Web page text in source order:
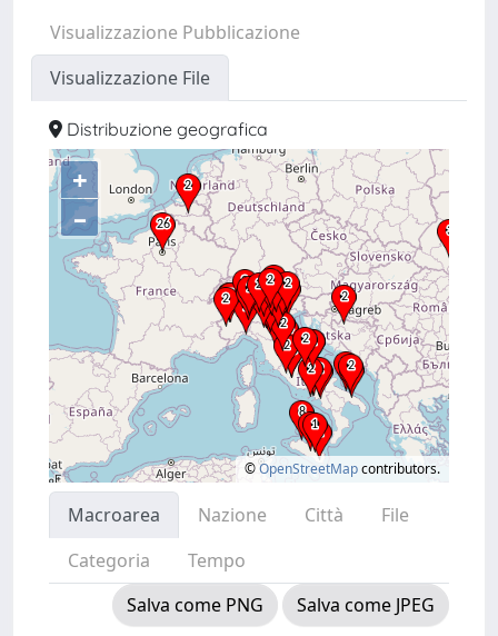
Visualizzazione Pubblicazione
Visualizzazione File
Distribuzione geografica
+
–
©OpenStreetMapcontributors.
Macroarea Nazione Città
File
Categoria
Tempo
Salva come PNG
Salva come JPEG